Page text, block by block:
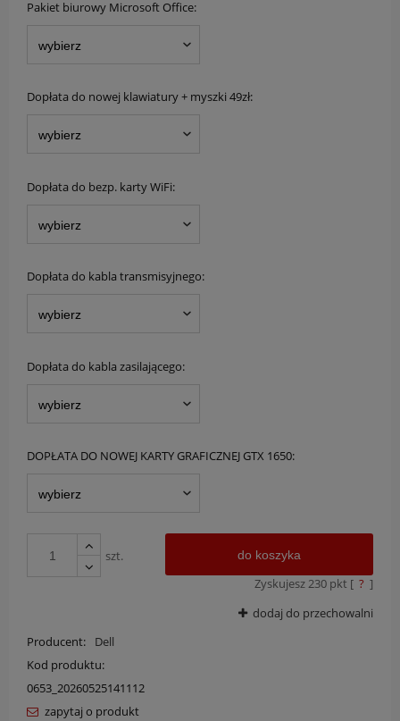
Pakiet biurowy Microsoft Office:
Dopłata do nowej klawiatury + myszki 49zł:
Dopłata do bezp. karty WiFi:
Dopłata do kabla transmisyjnego:
Dopłata do kabla zasilającego:
DOPŁATA DO NOWEJ KARTY GRAFICZNEJ GTX 1650:
szt. do koszyka
Zyskujesz230 pkt [ ? ]
dodaj do przechowalni
Producent:
Dell
Kod produktu:
0653_20260525141112
zapytaj o produkt